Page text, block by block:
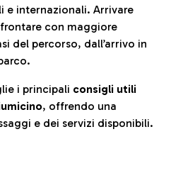
e internazionali. Arrivare
con maggiore
del percorso, dall’arrivo in
i principali consigli utili
, offrendo una
e dei servizi disponibili.